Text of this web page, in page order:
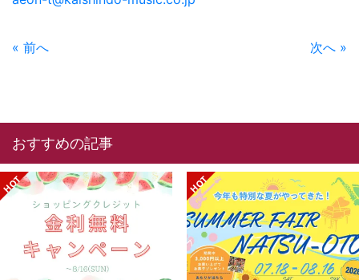
« 前へ 次へ »
おすすめの記事